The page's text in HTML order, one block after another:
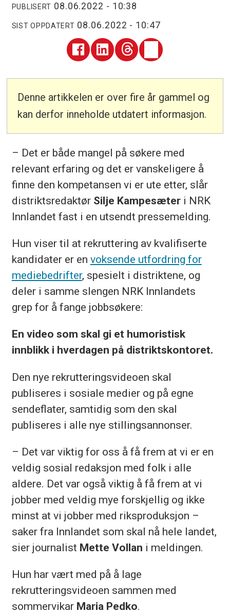
PUBLISERT 08.06.2022 - 10:38
SIST OPPDATERT 08.06.2022 - 10:47
Denne artikkelen er over fire år gammel og
kan derfor inneholde utdatert informasjon.
– Det er både mangel på søkere med
relevant erfaring og det er vanskeligere å
finne den kompetansen vi er ute etter, slår
distriktsredaktør Silje Kampesæteri NRK
Innlandet fast i en utsendt pressemelding.
Hun viser til at rekruttering av kvalifiserte
kandidater er en voksende utfordring for
mediebedrifter, spesielt i distriktene, og
deler i samme slengen NRK Innlandets
grep for å fange jobbsøkere:
En video som skal gi et humoristisk
innblikk i hverdagen på distriktskontoret.
Den nye rekrutteringsvideoen skal
publiseres i sosiale medier og på egne
sendeflater, samtidig som den skal
publiseres i alle nye stillingsannonser.
– Det var viktig for oss å få frem at vi er en
veldig sosial redaksjon med folk i alle
aldere. Det var også viktig å få frem at vi
jobber med veldig mye forskjellig og ikke
minst at vi jobber med riksproduksjon –
saker fra Innlandet som skal nå hele landet,
sier journalist Mette Vollan i meldingen.
Hun har vært med på å lage
rekrutteringsvideoen sammen med
sommervikar Maria Pedko.